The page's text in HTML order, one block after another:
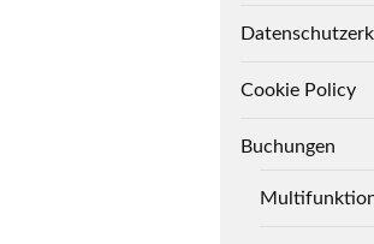
Cookie Policy
Buchungen